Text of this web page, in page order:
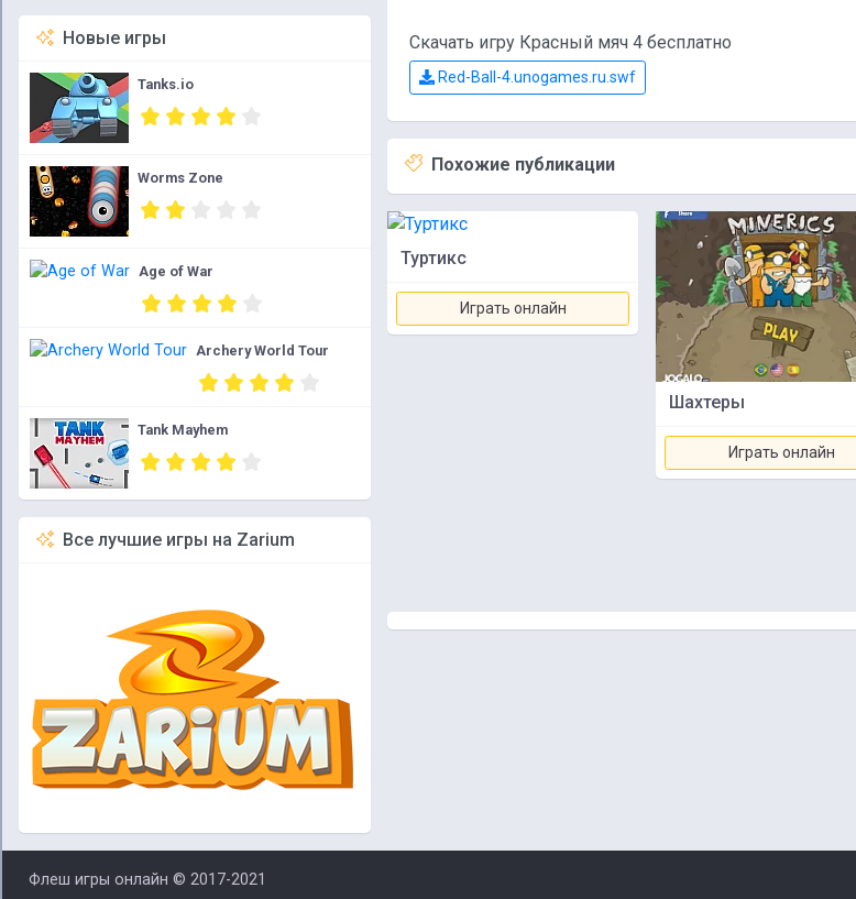
Новые игры
Tanks.io
Worms Zone
Age of War
Archery World Tour
Tank Mayhem
Все лучшие игры на Zarium
Скачать игру Красный мяч 4 бесплатно
Red-Ball-4.unogames.ru.swf
Похожие публикации
Туртикс
Играть онлайн
Шахтеры
Играть онлайн
Флеш игры онлайн © 2017-2021